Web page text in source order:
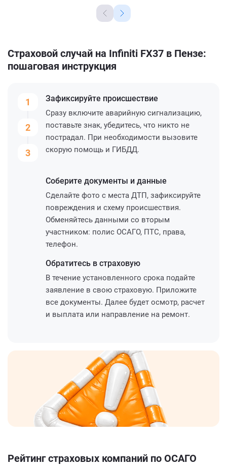
Страховой случай на Infiniti FX37 в Пензе:
пошаговая инструкция
1
2
3
Зафиксируйте происшествие
Сразу включите аварийную сигнализацию,
поставьте знак, убедитесь, что никто не
пострадал. При необходимости вызовите
скорую помощь и ГИБДД.
Соберите документы и данные
Сделайте фото с места ДТП, зафиксируйте
повреждения и схему происшествия.
Обменяйтесь данными со вторым
участником: полис ОСАГО, ПТС, права,
телефон.
Обратитесь в страховую
В течение установленного срока подайте
заявление в свою страховую. Приложите
все документы. Далее будет осмотр, расчет
и выплата или направление на ремонт.
Рейтинг страховых компаний по ОСАГО